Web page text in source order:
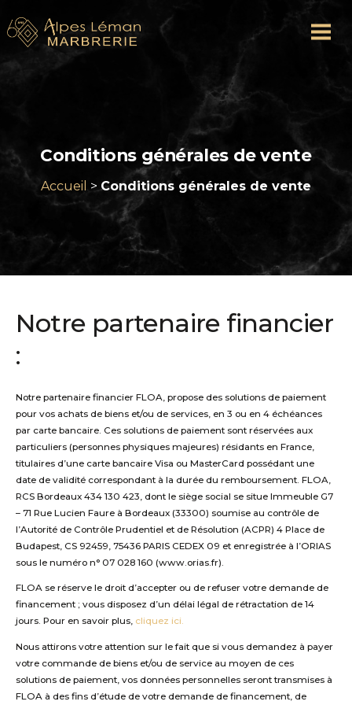
Conditions générales de vente
Accueil > Conditions générales de vente
Notre partenaire financier
:
Notre partenaire financier FLOA, propose des solutions de paiement
pour vos achats de biens et/ou de services, en 3 ou en 4 échéances
par carte bancaire. Ces solutions de paiement sont réservées aux
particuliers (personnes physiques majeures) résidants en France,
titulaires d’une carte bancaire Visa ou MasterCard possédant une
date de validité correspondant à la durée du remboursement. FLOA,
RCS Bordeaux 434 130 423, dont le siège social se situe Immeuble G7
– 71 Rue Lucien Faure à Bordeaux (33300) soumise au contrôle de
l’Autorité de Contrôle Prudentiel et de Résolution (ACPR) 4 Place de
Budapest, CS 92459, 75436 PARIS CEDEX 09 et enregistrée à l’ORIAS
sous le numéro n° 07 028 160 (www.orias.fr).
FLOA se réserve le droit d’accepter ou de refuser votre demande de
financement ; vous disposez d’un délai légal de rétractation de 14
jours. Pour en savoir plus, cliquez ici.
Nous attirons votre attention sur le fait que si vous demandez à payer
votre commande de biens et/ou de service au moyen de ces
solutions de paiement, vos données personnelles seront transmises à
FLOA à des fins d’étude de votre demande de financement, de